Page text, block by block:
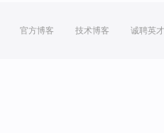
官方博客 技术博客 诚聘英才